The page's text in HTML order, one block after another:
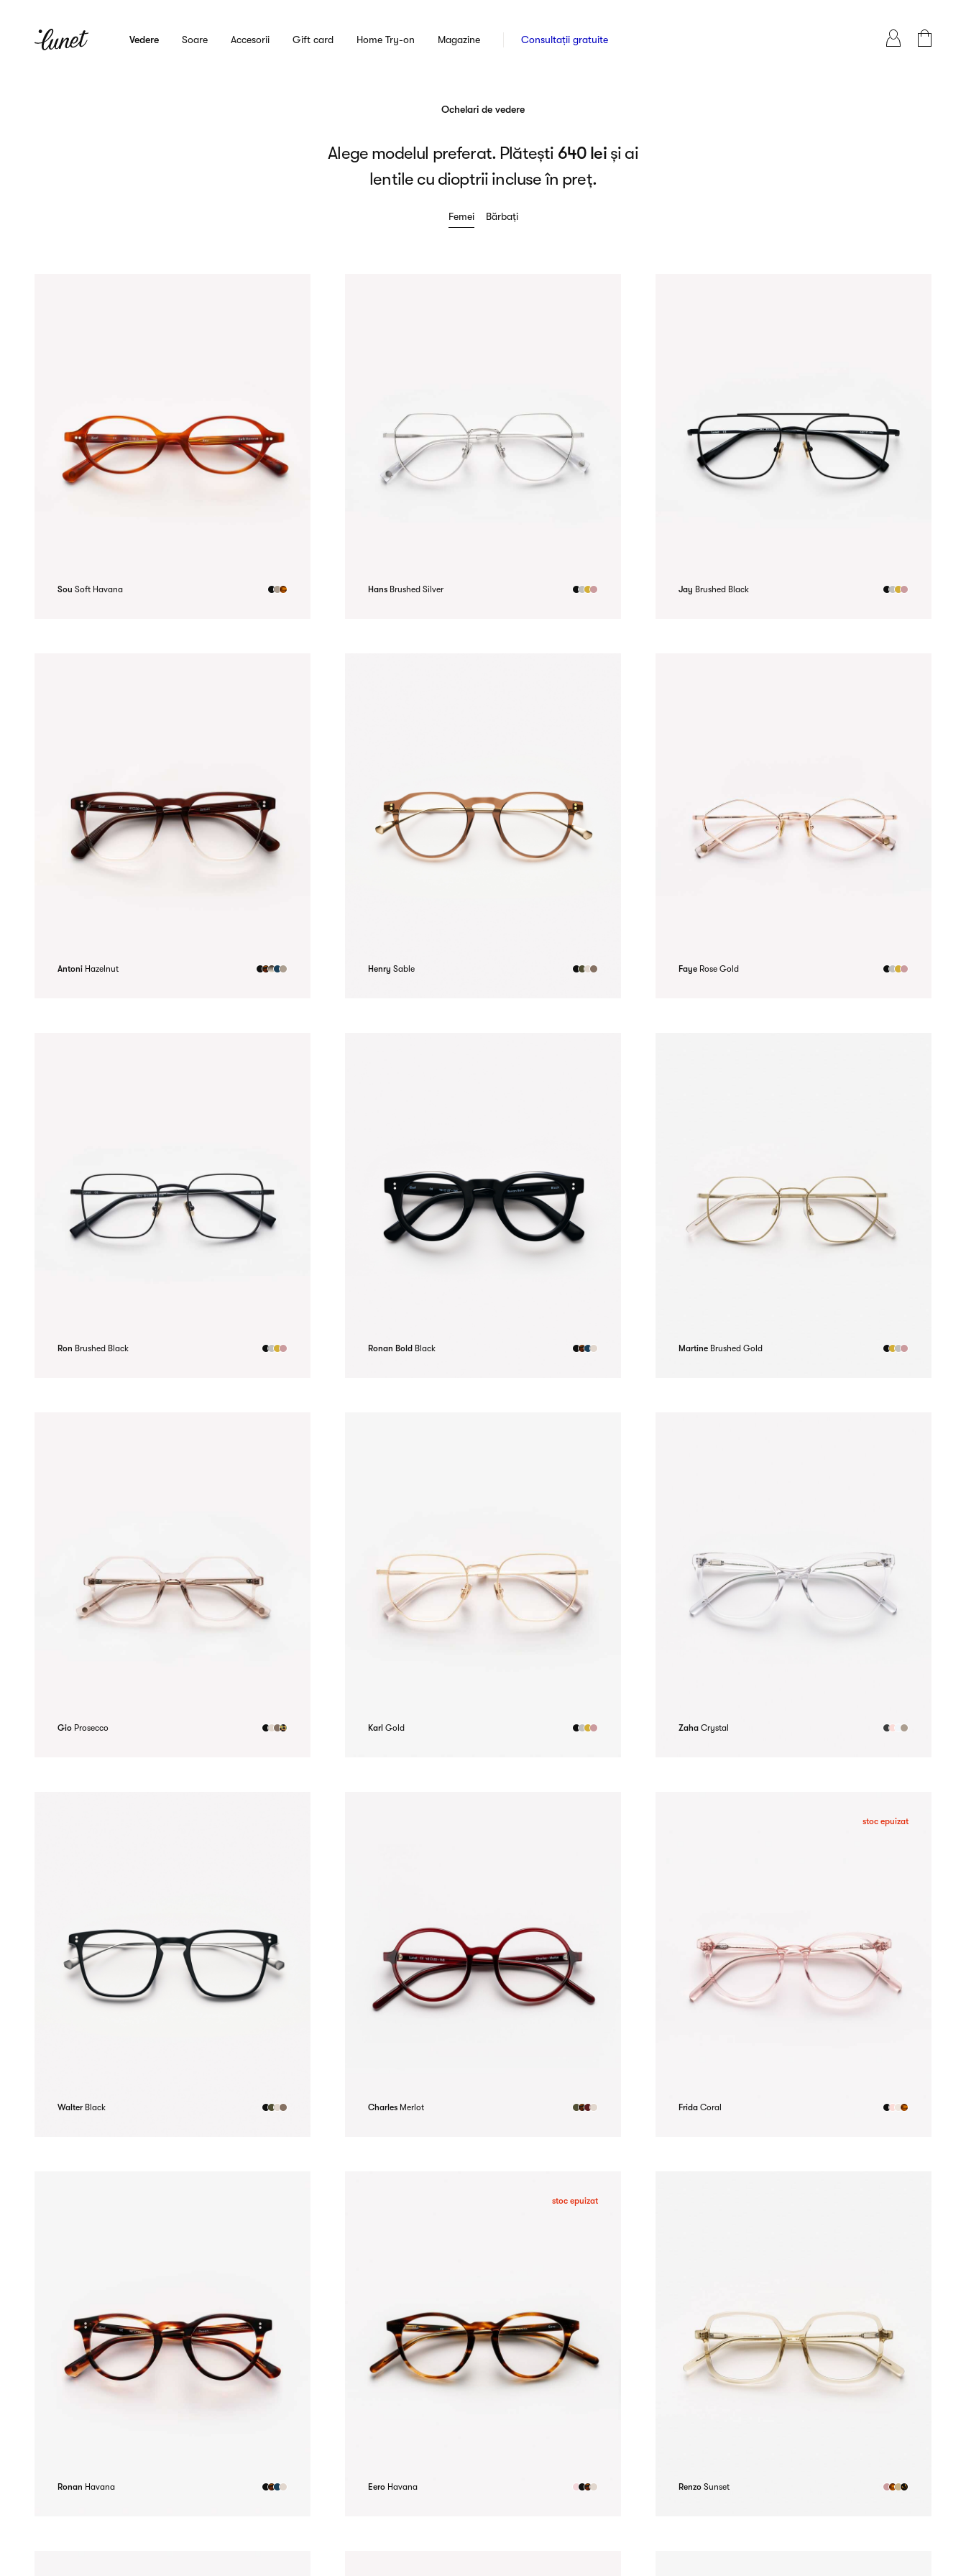
Vedere Soare Accesorii Gift card Home Try-on Magazine Consultații gratuite
Ochelari de vedere
Alege modelul preferat. Plătești 640 leiși ai
lentile cu dioptrii incluse în preț.
Femei Bărbați
Sou Soft Havana Hans Brushed Silver Jay Brushed Black
Antoni Hazelnut Henry Sable Faye Rose Gold
Ron Brushed Black Ronan Bold Black Martine Brushed Gold
Gio Prosecco Karl Gold Zaha Crystal
Walter Black Charles Merlot
stoc epuizat
Frida Coral
Ronan Havana
stoc epuizat
Eero Havana Renzo Sunset